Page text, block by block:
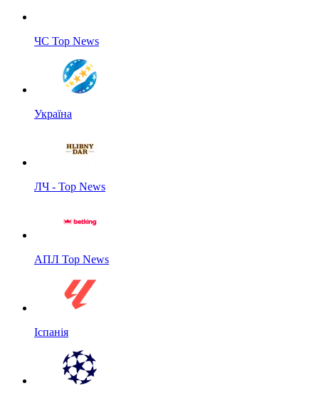
ЧС Top News
Україна
ЛЧ - Top News
АПЛ Top News
Іспанія